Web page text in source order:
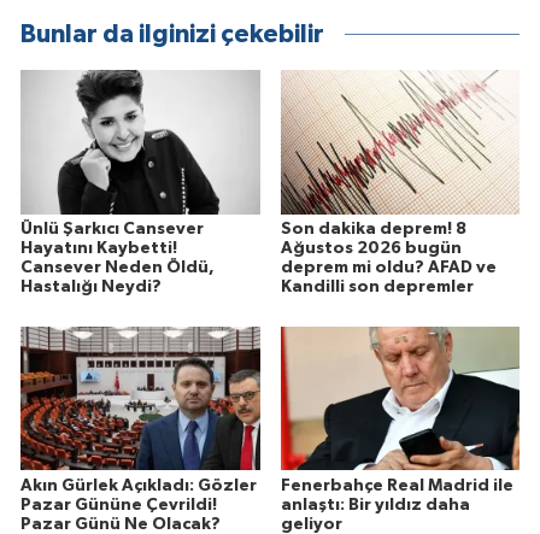
Bunlar da ilginizi çekebilir
Ünlü Şarkıcı Cansever
Hayatını Kaybetti!
Cansever Neden Öldü,
Hastalığı Neydi?
Son dakika deprem! 8
Ağustos 2026 bugün
deprem mi oldu? AFAD ve
Kandilli son depremler
Akın Gürlek Açıkladı: Gözler
Pazar Gününe Çevrildi!
Pazar Günü Ne Olacak?
Fenerbahçe Real Madrid ile
anlaştı: Bir yıldız daha
geliyor